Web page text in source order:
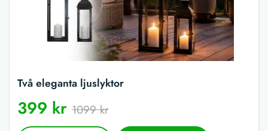
Två eleganta ljuslyktor
399 kr 1099 kr